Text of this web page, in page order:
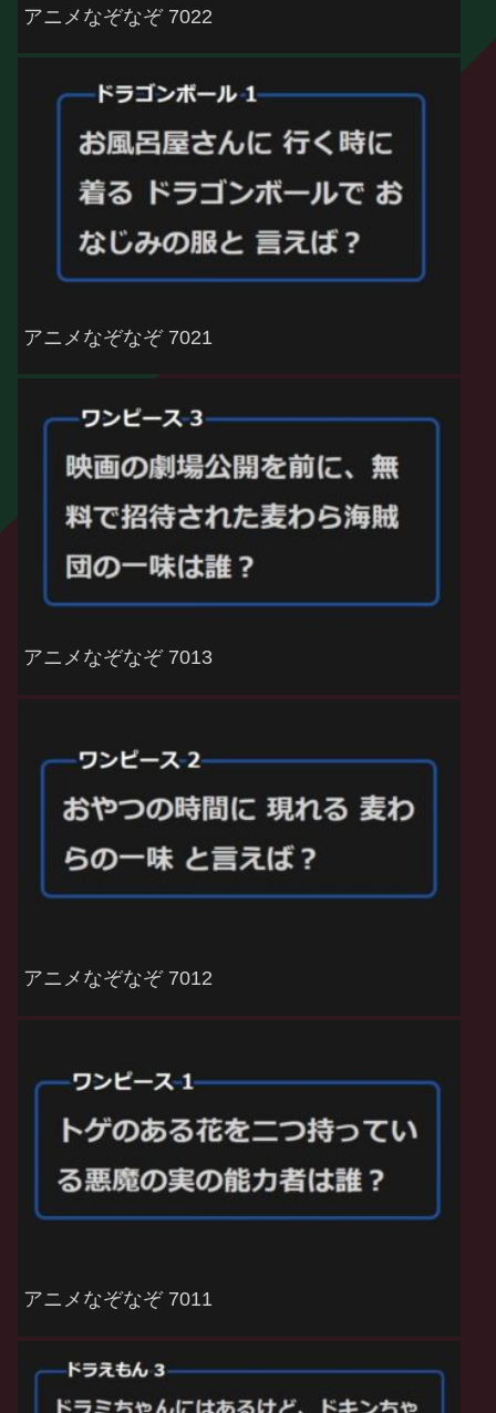
アニメなぞなぞ 7022
アニメなぞなぞ 7021
アニメなぞなぞ 7013
アニメなぞなぞ 7012
アニメなぞなぞ 7011